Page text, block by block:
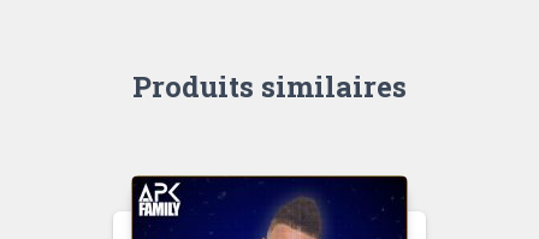
Produits similaires